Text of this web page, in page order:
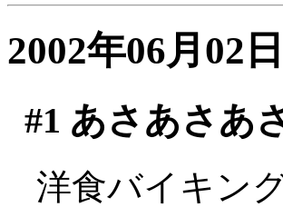
2002年06月02
#1 あさあさあ
洋食バイキン